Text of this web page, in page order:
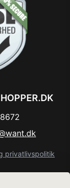
privatlivspolitik